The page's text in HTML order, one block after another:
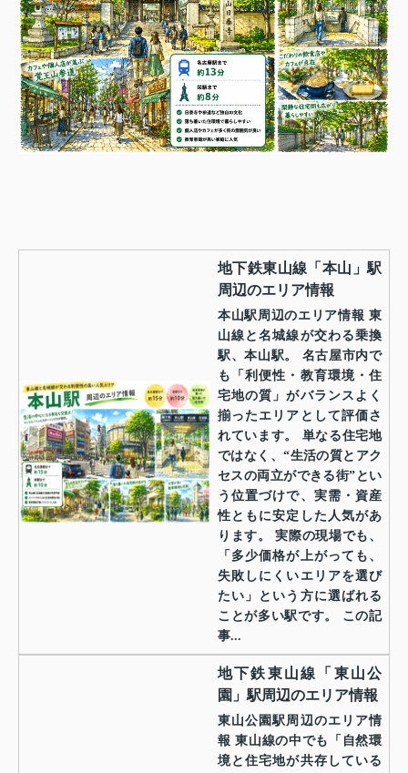
地下鉄東山線「本山」駅
周辺のエリア情報
本山駅周辺のエリア情報 東
山線と名城線が交わる乗換
駅、本山駅。 名古屋市内で
も「利便性・教育環境・住
宅地の質」がバランスよく
揃ったエリアとして評価さ
れています。 単なる住宅地
ではなく、“生活の質とアク
セスの両立ができる街”とい
う位置づけで、実需・資産
性ともに安定した人気があ
ります。 実際の現場でも、
「多少価格が上がっても、
失敗しにくいエリアを選び
たい」という方に選ばれる
ことが多い駅です。 この記
事...
地下鉄東山線「東山公
園」駅周辺のエリア情報
東山公園駅周辺のエリア情
報 東山線の中でも「自然環
境と住宅地が共存している